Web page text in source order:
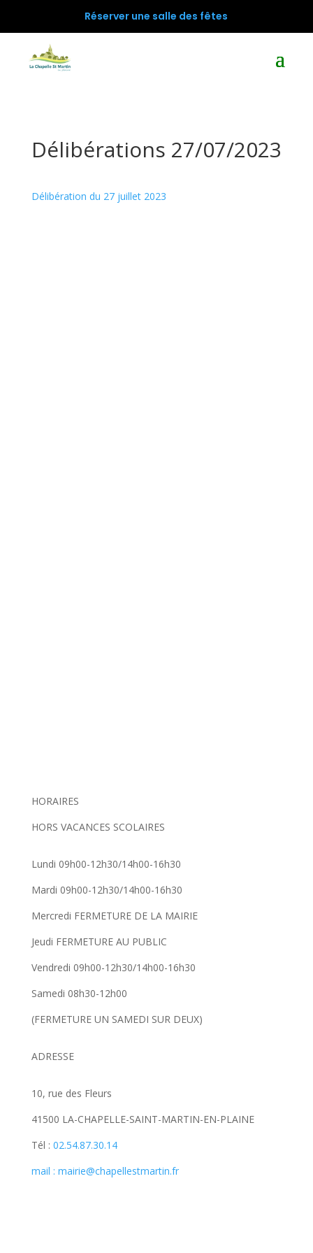
Réserver une salle des fêtes
Délibérations 27/07/2023
Délibération du 27 juillet 2023
HORAIRES
HORS VACANCES SCOLAIRES
Lundi 09h00-12h30/14h00-16h30
Mardi 09h00-12h30/14h00-16h30
Mercredi FERMETURE DE LA MAIRIE
Jeudi FERMETURE AU PUBLIC
Vendredi 09h00-12h30/14h00-16h30
Samedi 08h30-12h00
(FERMETURE UN SAMEDI SUR DEUX)
ADRESSE
10, rue des Fleurs
41500 LA-CHAPELLE-SAINT-MARTIN-EN-PLAINE
Tél : 02.54.87.30.14
mail : mairie@chapellestmartin.fr